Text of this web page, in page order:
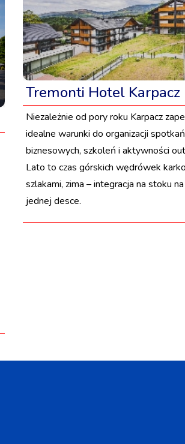
Tremonti Hotel Karpacz
Niezależnie od pory roku Karpacz
idealne warunki do organizacji spotkań
biznesowych, szkoleń i aktywności
Lato to czas górskich wędrówek
szlakami, zima – integracja na stoku
jednej desce.